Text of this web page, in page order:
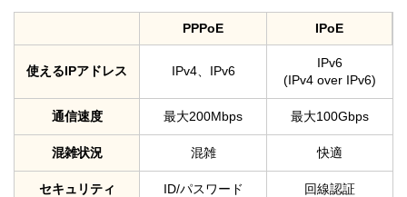
PPPoE IPoE
使えるIPアドレス IPv4、IPv6
IPv6
(IPv4 over IPv6)
通信速度 最大200Mbps 最大100Gbps
混雑状況 混雑 快適
セキュリティ ID/パスワード 回線認証